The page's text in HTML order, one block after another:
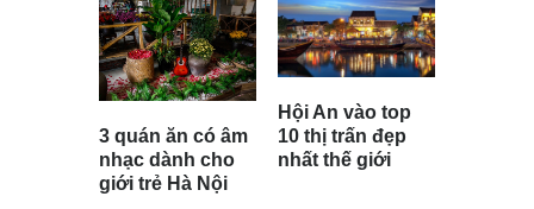
3 quán ăn có âm
nhạc dành cho
giới trẻ Hà Nội
Hội An vào top
10 thị trấn đẹp
nhất thế giới